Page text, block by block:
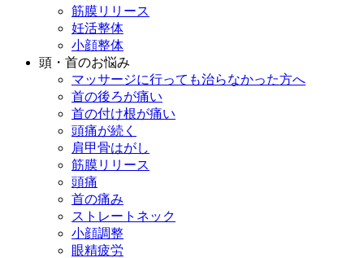
筋膜リリース
妊活整体
小顔整体
頭・首のお悩み
マッサージに行っても治らなかった方へ
首の後ろが痛い
首の付け根が痛い
頭痛が続く
肩甲骨はがし
筋膜リリース
頭痛
首の痛み
ストレートネック
小顔調整
眼精疲労